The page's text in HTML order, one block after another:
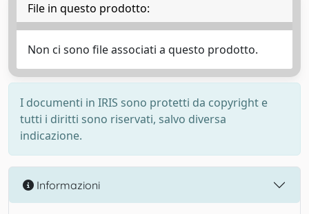
File in questo prodotto:
Non ci sono file associati a questo prodotto.
I documenti in IRIS sono protetti da copyright e
tutti i diritti sono riservati, salvo diversa
indicazione.
Informazioni